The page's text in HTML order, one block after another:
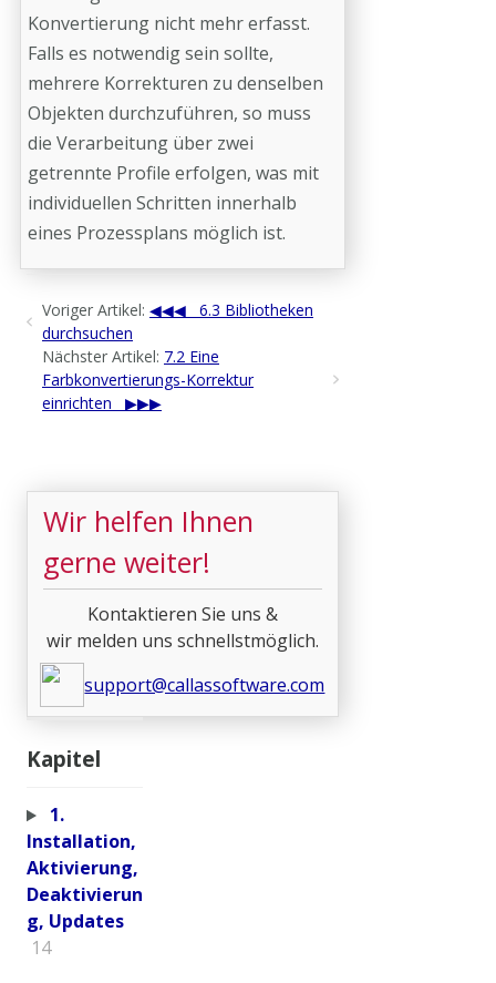
Konvertierung nicht mehr erfasst.
Falls es notwendig sein sollte,
mehrere Korrekturen zu denselben
Objekten durchzuführen, so muss
die Verarbeitung über zwei
getrennte Profile erfolgen, was mit
individuellen Schritten innerhalb
eines Prozessplans möglich ist.
Voriger Artikel:
6.3 Bibliotheken
durchsuchen
Nächster Artikel: 7.2 Eine
Farbkonvertierungs-Korrektur
einrichten
Wir helfen Ihnen
gerne weiter!
Kontaktieren Sie uns &
wir melden uns schnellstmöglich.
support@callassoftware.com
Kapitel
1.
Installation,
Aktivierung,
Deaktivierun
g, Updates
14